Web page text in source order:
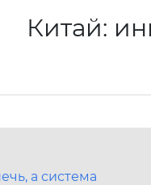
Китай:
а система